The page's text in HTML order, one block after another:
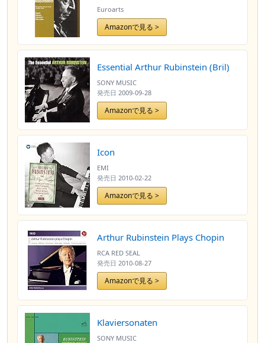
Euroarts
Amazonで見る >
Essential Arthur Rubinstein (Bril)
SONY MUSIC
発売日 2009-09-28
Amazonで見る >
Icon
EMI
発売日 2010-02-22
Amazonで見る >
Arthur Rubinstein Plays Chopin
RCA RED SEAL
発売日 2010-08-27
Amazonで見る >
Klaviersonaten
SONY MUSIC